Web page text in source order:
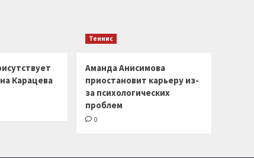
Карацева
Теннис
Аманда Анисимова
приостановит карьеру из-
за психологических
проблем
0